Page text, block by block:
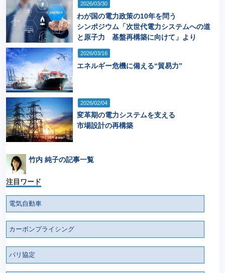
2026/03/30
わが国の電力政策の10年を問う
シンポジウム「次世代電力システムへの道
と原子力 基盤再構築に向けて」より
2026/03/16
エネルギー危機に備える“貿易力”
2026/02/04
変革期の電力システムを支える
市場設計の再構築
竹内 純子の記事一覧
注目ワード
電気自動車
カーボンプライシング
パリ協定